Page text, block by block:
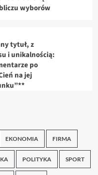
wyborów
tytuł, z
i unikalnością:
po
na jej
EKONOMIA FIRMA
POLITYKA SPORT